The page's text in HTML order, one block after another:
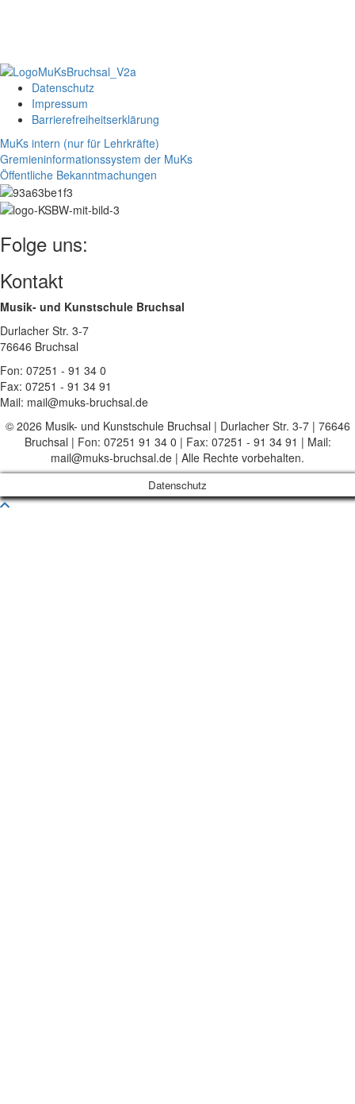
Datenschutz
Impressum
Barrierefreiheitserklärung
MuKs intern (nur für Lehrkräfte)
Gremieninformationssystem der MuKs
Öffentliche Bekanntmachungen
Folge uns:
Kontakt
Musik- und Kunstschule Bruchsal
Durlacher Str. 3-7
76646 Bruchsal
Fon: 07251 - 91 34 0
Fax: 07251 - 91 34 91
Mail: mail@muks-bruchsal.de
© 2026 Musik- und Kunstschule Bruchsal | Durlacher Str. 3-7 | 76646
Bruchsal | Fon: 07251 91 34 0 | Fax: 07251 - 91 34 91 | Mail:
mail@muks-bruchsal.de | Alle Rechte vorbehalten.
Datenschutz
Nach